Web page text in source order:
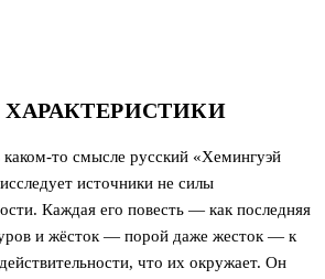
то смысле русский «Хемингуэй
источники не силы
Каждая его повесть — как последняя
и жёсток — порой даже жесток — к
что их окружает. Он